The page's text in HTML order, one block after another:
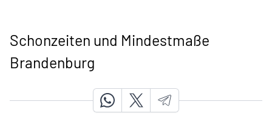
Schonzeiten und Mindestmaße
Brandenburg